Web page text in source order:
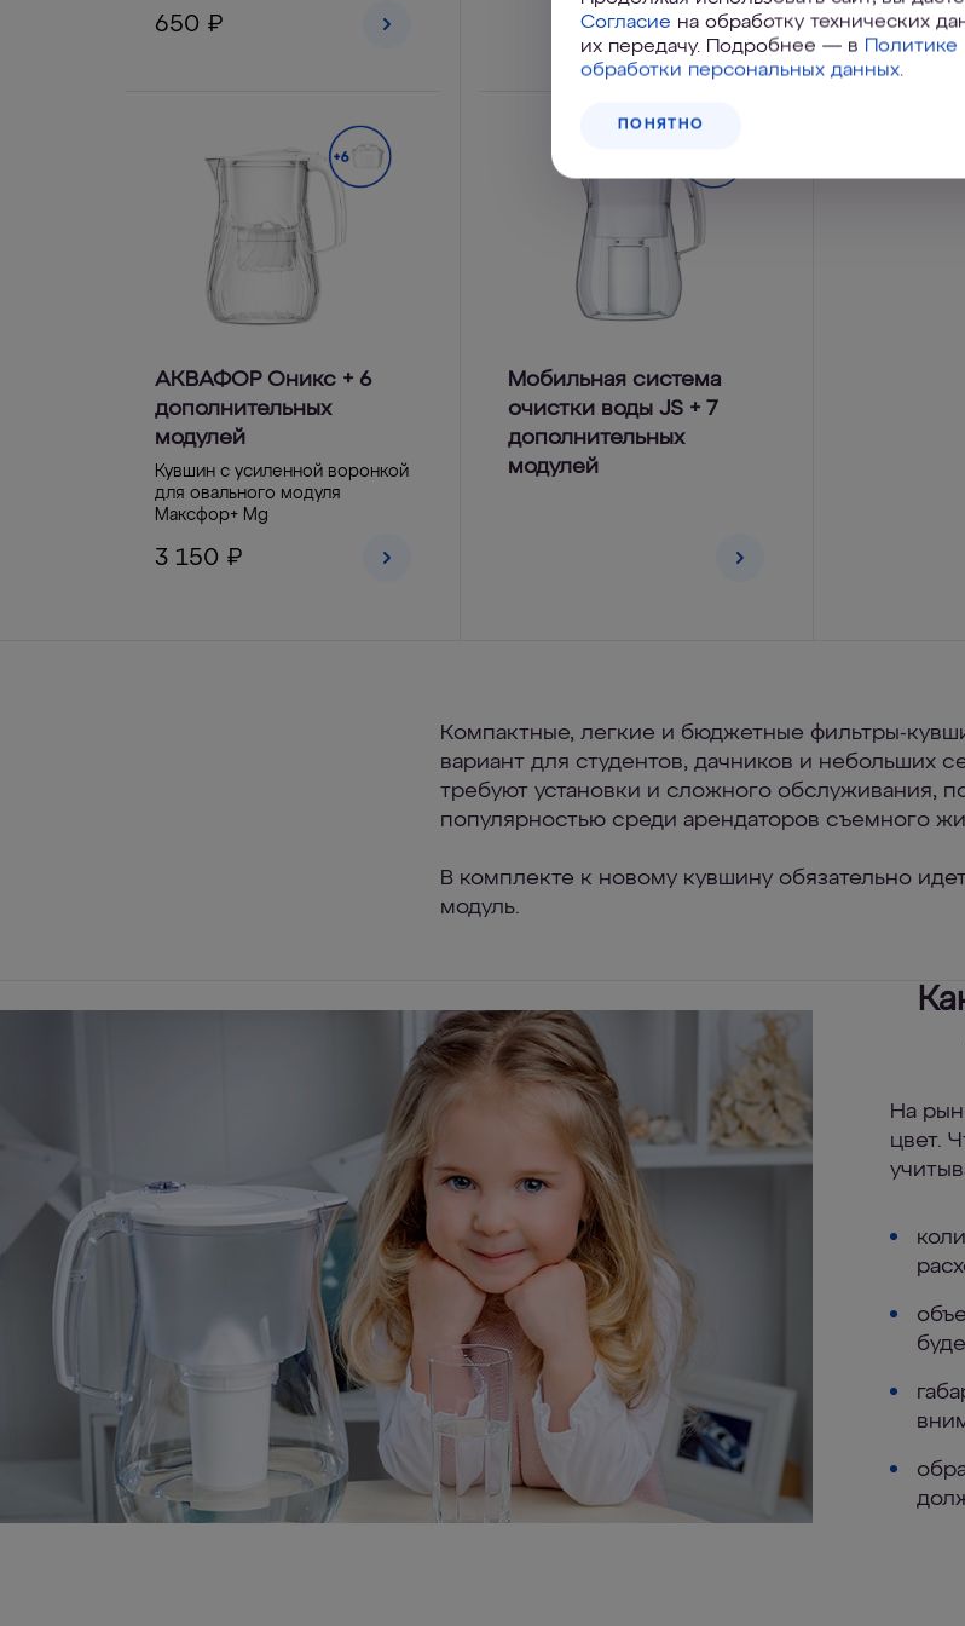
650 ₽ 690 ₽
АКВАФОР Оникс + 6
дополнительных
модулей
Кувшин с усиленной воронкой
для овального модуля
Максфор+ Mg
3 150 ₽
Мобильная система
очистки воды JS + 7
дополнительных
модулей
Компактные, легкие и бюджетные фильтры-
вариант для студентов, дачников и небольших
требуют установки и сложного обслуживания,
популярностью среди арендаторов съемного
В комплекте к новому кувшину обязательно
модуль.
На
цвет.
Согласие на обработку технических
их передачу. Подробнее — в Политике
обработки персональных данных.
ПОНЯТНО